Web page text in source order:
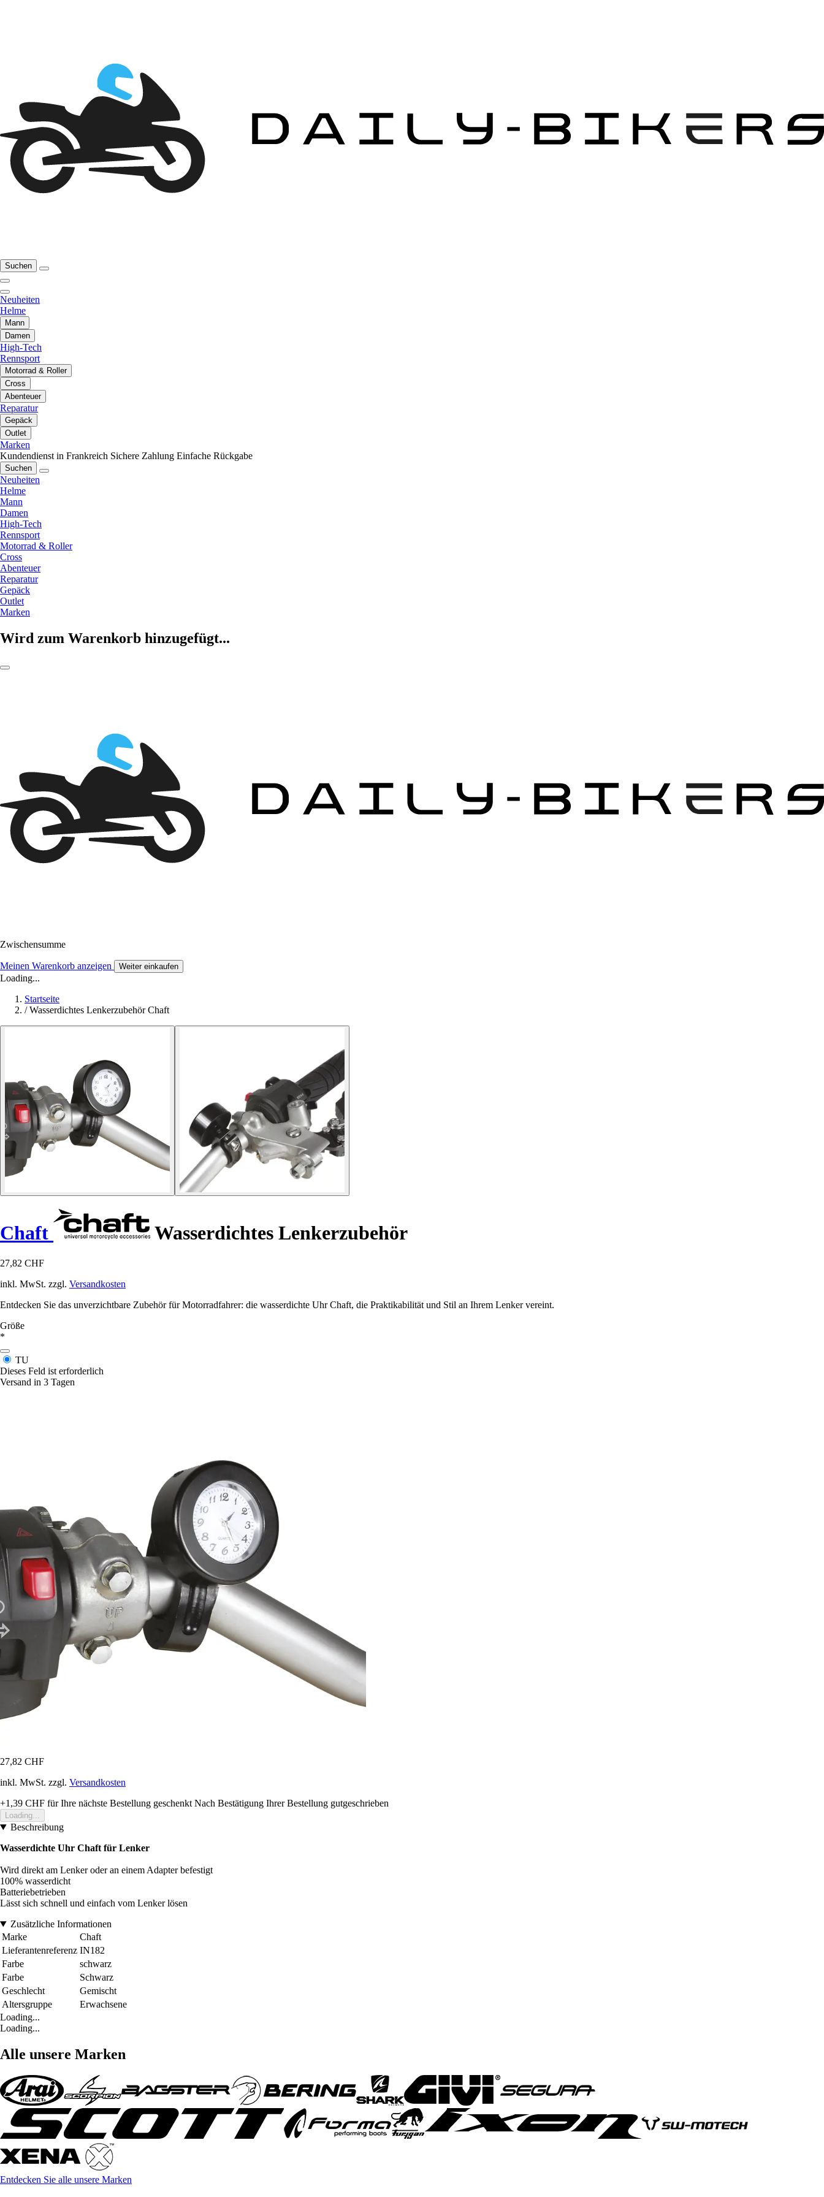
Suchen
Neuheiten
Helme
Mann
Damen
High-Tech
Rennsport
Motorrad & Roller
Cross
Abenteuer
Reparatur
Gepäck
Outlet
Marken
Kundendienst in Frankreich Sichere Zahlung Einfache Rückgabe
Suchen
Neuheiten
Helme
Mann
Damen
High-Tech
Rennsport
Motorrad & Roller
Cross
Abenteuer
Reparatur
Gepäck
Outlet
Marken
Wird zum Warenkorb hinzugefügt...
Zwischensumme
Meinen Warenkorb anzeigen Weiter einkaufen
Loading...
Startseite
/ Wasserdichtes Lenkerzubehör Chaft
Chaft Wasserdichtes Lenkerzubehör
27,82 CHF
inkl. MwSt. zzgl. Versandkosten
Entdecken Sie das unverzichtbare Zubehör für Motorradfahrer: die wasserdichte Uhr Chaft, die Praktikabilität und Stil an Ihrem Lenker vereint.
Größe
*
TU
Dieses Feld ist erforderlich
Versand in 3 Tagen
27,82 CHF
inkl. MwSt. zzgl. Versandkosten
+1,39 CHF für Ihre nächste Bestellung geschenkt Nach Bestätigung Ihrer Bestellung gutgeschrieben
Loading...
Beschreibung
Wasserdichte Uhr Chaft für Lenker
Wird direkt am Lenker oder an einem Adapter befestigt
100% wasserdicht
Batteriebetrieben
Lässt sich schnell und einfach vom Lenker lösen
Zusätzliche Informationen
Marke
Chaft
Lieferantenreferenz IN182
Farbe
schwarz
Farbe
Schwarz
Geschlecht
Gemischt
Altersgruppe
Erwachsene
Loading...
Loading...
Alle unsere Marken
Entdecken Sie alle unsere Marken